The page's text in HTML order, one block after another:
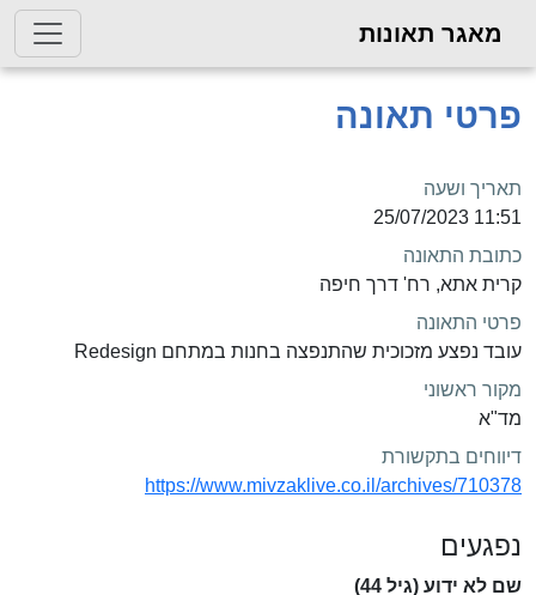
מאגר תאונות
פרטי תאונה
תאריך ושעה
11:51 25/07/2023
כתובת התאונה
קרית אתא, רח' דרך חיפה
פרטי התאונה
עובד נפצע מזכוכית שהתנפצה בחנות במתחם Redesign
מקור ראשוני
מד"א
דיווחים בתקשורת
https://www.mivzaklive.co.il/archives/710378
נפגעים
שם לא ידוע (גיל 44)